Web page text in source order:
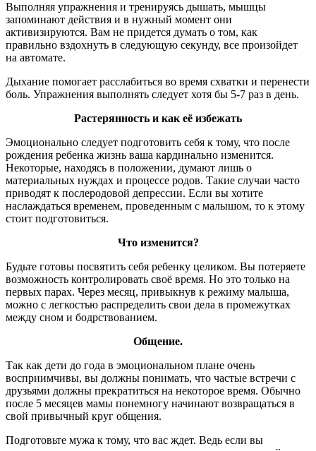
Выполняя упражнения и тренируясь дышать, мышцы
запоминают действия и в нужный момент они
активизируются. Вам не придется думать о том, как
правильно вздохнуть в следующую секунду, все произойдет
на автомате.
Дыхание помогает расслабиться во время схватки и перенести
боль. Упражнения выполнять следует хотя бы 5-7 раз в день.
Растерянность и как её избежать
Эмоционально следует подготовить себя к тому, что после
рождения ребенка жизнь ваша кардинально изменится.
Некоторые, находясь в положении, думают лишь о
материальных нуждах и процессе родов. Такие случаи часто
приводят к послеродовой депрессии. Если вы хотите
наслаждаться временем, проведенным с малышом, то к этому
стоит подготовиться.
Что изменится?
Будьте готовы посвятить себя ребенку целиком. Вы потеряете
возможность контролировать своё время. Но это только на
первых парах. Через месяц, привыкнув к режиму малыша,
можно с легкостью распределить свои дела в промежутках
между сном и бодрствованием.
Общение.
Так как дети до года в эмоциональном плане очень
восприимчивы, вы должны понимать, что частые встречи с
друзьями должны прекратиться на некоторое время. Обычно
после 5 месяцев мамы понемногу начинают возвращаться в
свой привычный круг общения.
Подготовьте мужа к тому, что вас ждет. Ведь если вы